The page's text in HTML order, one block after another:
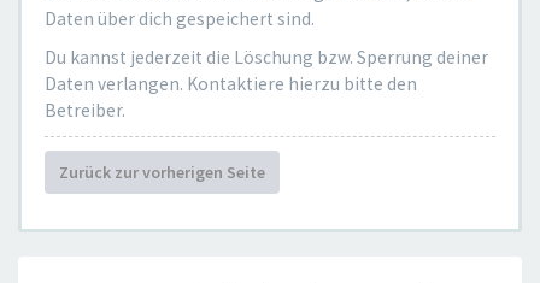
Daten über dich gespeichert sind.
Du kannst jederzeit die Löschung bzw. Sperrung deiner
Daten verlangen. Kontaktiere hierzu bitte den
Betreiber.
Zurück zur vorherigen Seite